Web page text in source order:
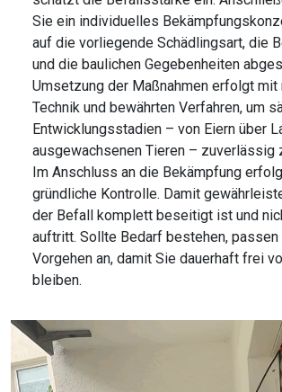
Sie ein individuelles
auf die vorliegende Schädlingsart, die
und die baulichen Gegebenheiten
Umsetzung der Maßnahmen erfolgt
Technik und bewährten Verfahren, um
Entwicklungsstadien – von Eiern über
ausgewachsenen Tieren – zuverlässig
Im Anschluss an die Bekämpfung
gründliche Kontrolle. Damit
der Befall komplett beseitigt ist und
auftritt. Sollte Bedarf bestehen, passen
Vorgehen an, damit Sie dauerhaft frei
bleiben.